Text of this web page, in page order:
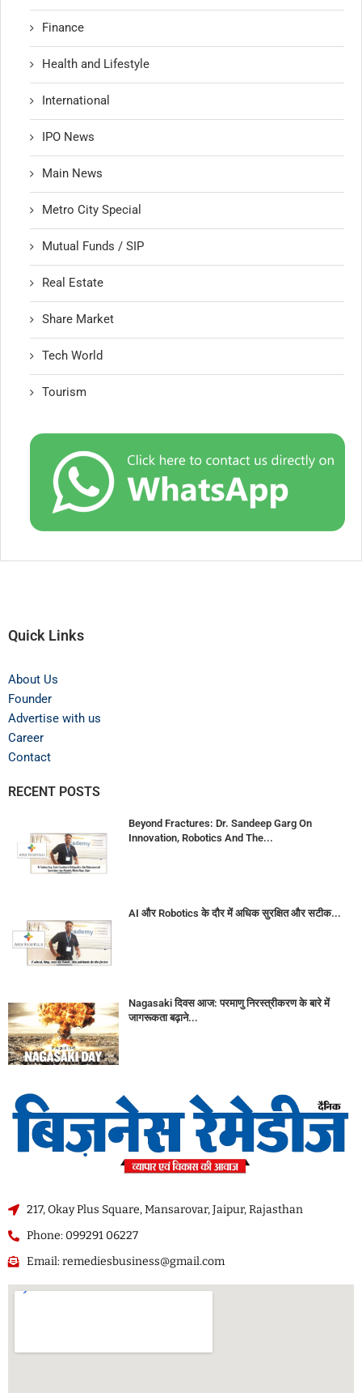
Finance
Health and Lifestyle
International
IPO News
Main News
Metro City Special
Mutual Funds / SIP
Real Estate
Share Market
Tech World
Tourism
Quick Links
About Us
Founder
Advertise with us
Career
Contact
RECENT POSTS
Beyond Fractures: Dr. Sandeep Garg On
Innovation, Robotics And The...
AI और Robotics के दौर में अधिक सुरक्षित और सटीक...
Nagasaki दिवस आज: परमाणु निरस्त्रीकरण के बारे में
जागरूकता बढ़ाने...
217, Okay Plus Square, Mansarovar, Jaipur, Rajasthan
Phone: 099291 06227
Email: remediesbusiness@gmail.com